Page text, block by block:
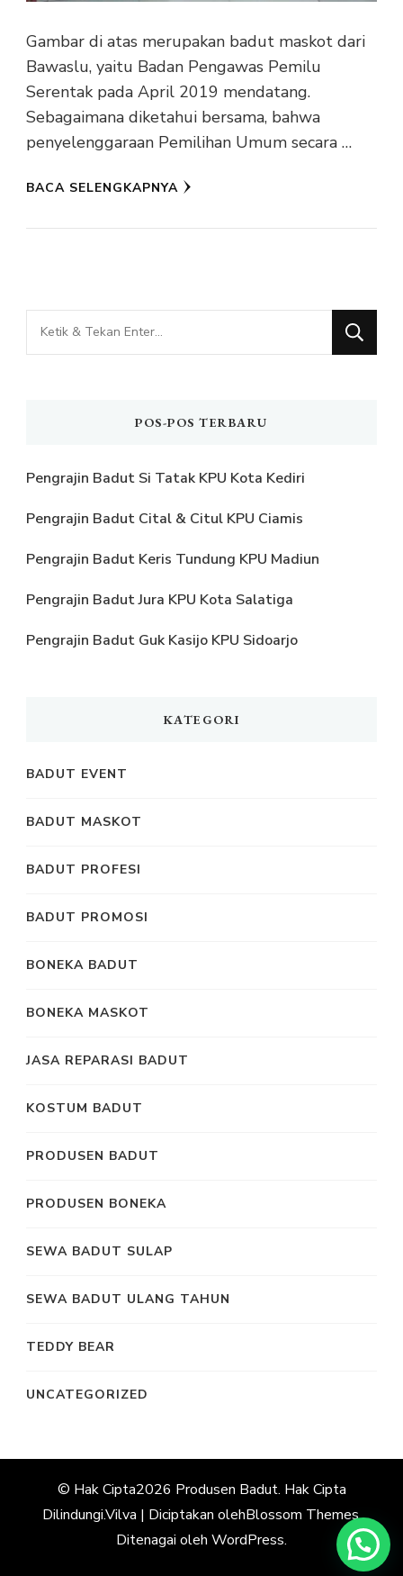
Gambar di atas merupakan badut maskot dari
Bawaslu, yaitu Badan Pengawas Pemilu
Serentak pada April 2019 mendatang.
Sebagaimana diketahui bersama, bahwa
penyelenggaraan Pemilihan Umum secara …
BACA SELENGKAPNYA
Mencari
Sesuatu?
POS-POS TERBARU
Pengrajin Badut Si Tatak KPU Kota Kediri
Pengrajin Badut Cital & Citul KPU Ciamis
Pengrajin Badut Keris Tundung KPU Madiun
Pengrajin Badut Jura KPU Kota Salatiga
Pengrajin Badut Guk Kasijo KPU Sidoarjo
KATEGORI
BADUT EVENT
BADUT MASKOT
BADUT PROFESI
BADUT PROMOSI
BONEKA BADUT
BONEKA MASKOT
JASA REPARASI BADUT
KOSTUM BADUT
PRODUSEN BADUT
PRODUSEN BONEKA
SEWA BADUT SULAP
SEWA BADUT ULANG TAHUN
TEDDY BEAR
UNCATEGORIZED
© Hak Cipta2026 Produsen Badut. Hak Cipta
Dilindungi.Vilva | Diciptakan olehBlossom Themes.
Ditenagai oleh WordPress.